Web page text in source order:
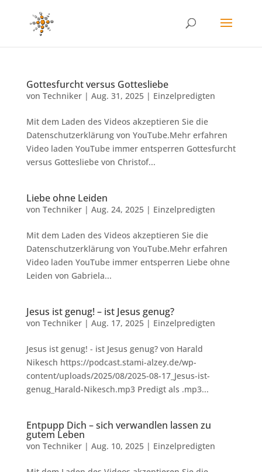
Gottesfurcht versus Gottesliebe
von Techniker| Aug. 31, 2025| Einzelpredigten
Mit dem Laden des Videos akzeptieren Sie die
Datenschutzerklärung von YouTube.Mehr erfahren
Video laden YouTube immer entsperren Gottesfurcht
versus Gottesliebe von Christof...
Liebe ohne Leiden
von Techniker| Aug. 24, 2025| Einzelpredigten
Mit dem Laden des Videos akzeptieren Sie die
Datenschutzerklärung von YouTube.Mehr erfahren
Video laden YouTube immer entsperren Liebe ohne
Leiden von Gabriela...
Jesus ist genug! – ist Jesus genug?
von Techniker| Aug. 17, 2025| Einzelpredigten
Jesus ist genug! - ist Jesus genug? von Harald
Nikesch https://podcast.stami-alzey.de/wp-
content/uploads/2025/08/2025-08-17_Jesus-ist-
genug_Harald-Nikesch.mp3 Predigt als .mp3...
Entpupp Dich – sich verwandlen lassen zu
gutem Leben
von Techniker| Aug. 10, 2025| Einzelpredigten